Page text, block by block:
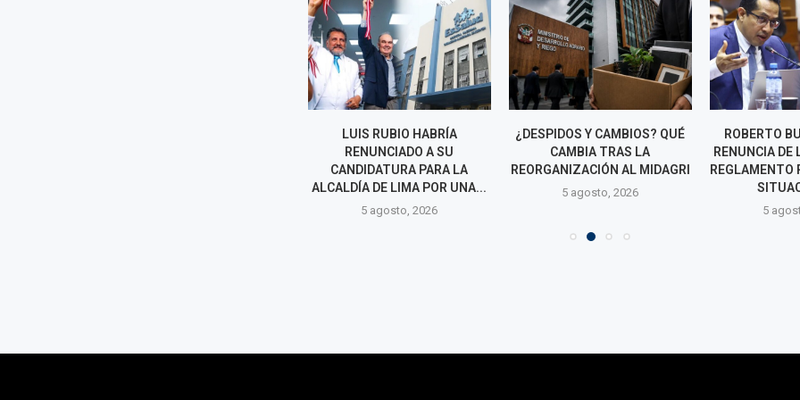
LUIS RUBIO HABRÍA
RENUNCIADO A SU
CANDIDATURA PARA LA
ALCALDÍA DE LIMA POR UNA...
5 agosto, 2026
¿DESPIDOS Y CAMBIOS? QUÉ
CAMBIA TRAS LA
REORGANIZACIÓN AL MIDAGRI
5 agosto, 2026
ROBERTO
RENUNCIA DE
REGLAMENTO
5